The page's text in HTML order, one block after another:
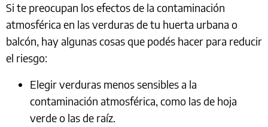
Si te preocupan los efectos de la contaminación
atmosférica en las verduras de tu huerta urbana o
balcón, hay algunas cosas que podés hacer para reducir
el riesgo:
Elegir verduras menos sensibles a la
contaminación atmosférica, como las de hoja
verde o las de raíz.